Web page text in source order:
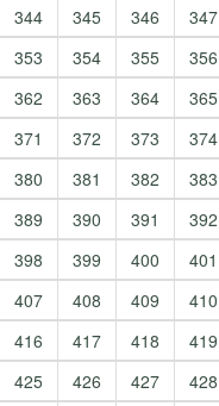
344
345 346 347
353
354 355 356
362
363 364 365
371
372 373 374
380
381 382 383
389
390 391 392
398
399 400 401
407
408 409 410
416
417 418 419
425
426 427 428